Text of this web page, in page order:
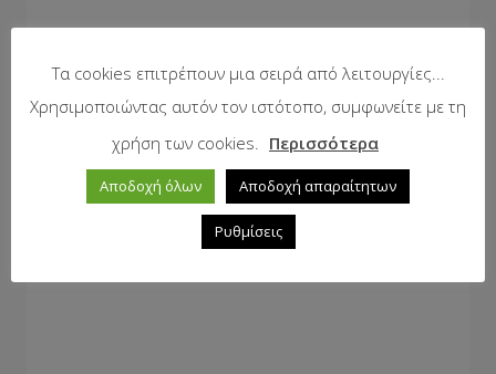
Τα cookies επιτρέπουν μια σειρά από λειτουργίες...
Χρησιμοποιώντας αυτόν τον ιστότοπο, συμφωνείτε με τη
χρήση των cookies.
Περισσότερα
Αποδοχή όλων Αποδοχή απαραίτητων
Ρυθμίσεις